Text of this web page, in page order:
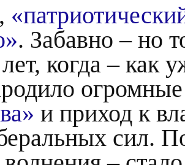
. Забавно – но
когда – как
и приход к
сил.